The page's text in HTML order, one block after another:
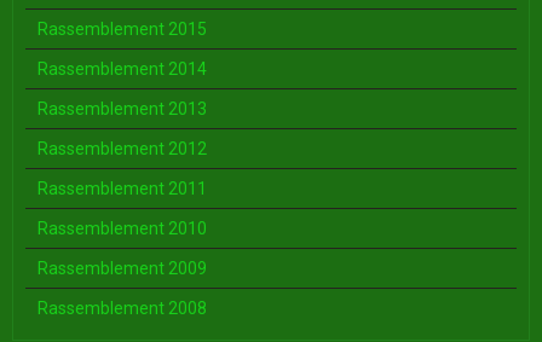
Rassemblement 2015
Rassemblement 2014
Rassemblement 2013
Rassemblement 2012
Rassemblement 2011
Rassemblement 2010
Rassemblement 2009
Rassemblement 2008